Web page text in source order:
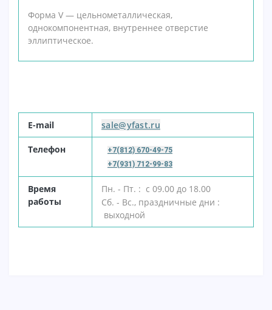
Форма V — цельнометаллическая,
однокомпонентная, внутреннее отверстие
эллиптическое.
E-mail sale@yfast.ru
Телефон
+7(812) 670-49-75
+7(931) 712-99-83
Время
работы
Пн. - Пт. : с 09.00 до 18.00
Сб. - Вс., праздничные дни :
выходной